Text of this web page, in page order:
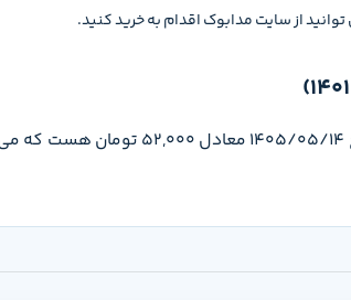
قیمت آزمون عربی عمومی عمار قلم چی